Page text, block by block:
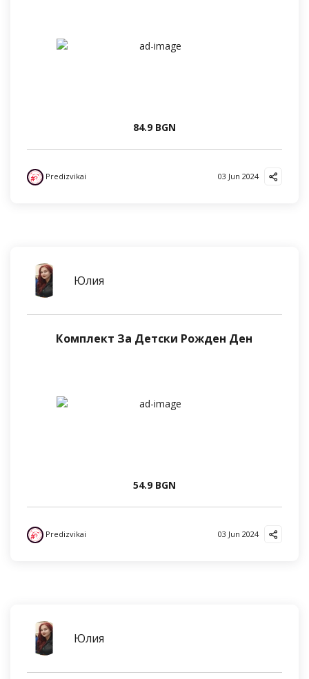
84.9 BGN
Predizvikai 03 Jun 2024
Юлия
Комплект За Детски Рожден Ден
54.9 BGN
Predizvikai 03 Jun 2024
Юлия